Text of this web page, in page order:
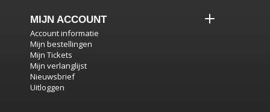
MIJN ACCOUNT
Account informatie
Mijn bestellingen
Mijn Tickets
Mijn verlanglijst
Nieuwsbrief
Uitloggen